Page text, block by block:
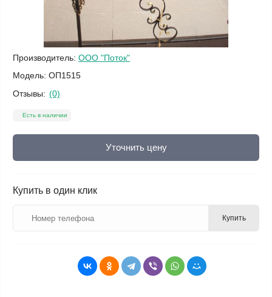
Производитель: ООО "Поток"
Модель: ОП1515
Отзывы: (0)
Есть в наличии
Уточнить цену
Купить в один клик
Купить